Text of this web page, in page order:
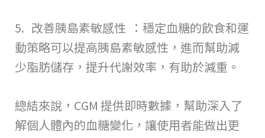
5. 改善胰島素敏感性 ：穩定血糖的飲食和運
動策略可以提高胰島素敏感性，進而幫助減
少脂肪儲存，提升代謝效率，有助於減重。
總結來說，CGM 提供即時數據，幫助深入了
解個人體內的血糖變化，讓使用者能做出更